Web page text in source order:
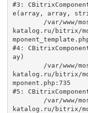
#3:
e(array, array,
katalog.ru/bitrix/
#4:
ay)
katalog.ru/bitrix/
mponent.php:735
#5:
katalog.ru/bitrix/